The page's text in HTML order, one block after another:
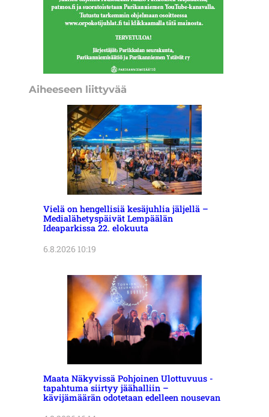
Aiheeseen liittyvää
Vielä on hengellisiä kesäjuhlia jäljellä –
Medialähetyspäivät Lempäälän
Ideaparkissa 22. elokuuta
6.8.2026 10:19
Maata Näkyvissä Pohjoinen Ulottuvuus -
tapahtuma siirtyy jäähalliin –
kävijämäärän odotetaan edelleen nousevan